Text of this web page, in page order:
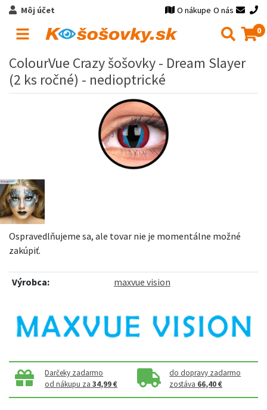
Môj účet O nákupe O nás
0
ColourVue Crazy šošovky - Dream Slayer
(2 ks ročné) - nedioptrické
Ospravedlňujeme sa, ale tovar nie je momentálne možné
zakúpiť.
Výrobca: maxvue vision
Darčeky zadarmo
od nákupu za34,99 €
do dopravy zadarmo
zostáva 66,40 €